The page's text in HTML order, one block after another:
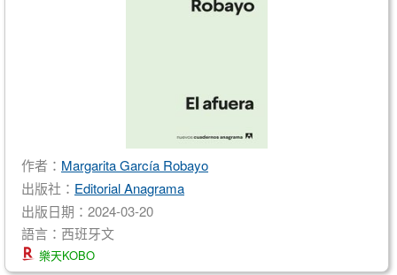
作者： Margarita García Robayo
出版社： Editorial Anagrama
出版日期：2024-03-20
語言：西班牙文
樂天KOBO